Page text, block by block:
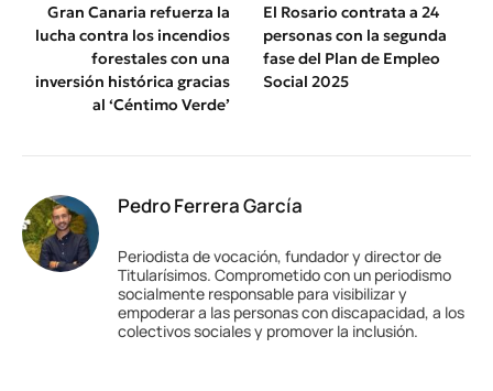
Gran Canaria refuerza la
lucha contra los incendios
forestales con una
inversión histórica gracias
al ‘Céntimo Verde’
El Rosario contrata a 24
personas con la segunda
fase del Plan de Empleo
Social 2025
Pedro Ferrera García
Periodista de vocación, fundador y director de
Titularísimos. Comprometido con un periodismo
socialmente responsable para visibilizar y
empoderar a las personas con discapacidad, a los
colectivos sociales y promover la inclusión.